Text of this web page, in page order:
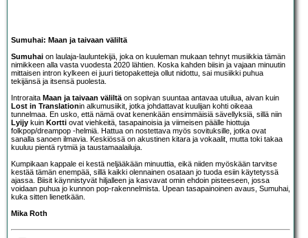
Sumuhai: Maan ja taivaan väliltä
Sumuhai on laulaja-lauluntekijä, joka on kuuleman mukaan tehnyt musiikkia tämän
nimikkeen alla vasta vuodesta 2020 lähtien. Koska kahden biisin ja vajaan minuutin
mittaisen intron kylkeen ei juuri tietopaketteja ollut nidottu, sai musiikki puhua
tekijänsä ja itsensä puolesta.
Introraita Maan ja taivaan väliltä on sopivan suuntaa antavaa utuilua, aivan kuin
Lost in Translationin alkumusiikit, jotka johdattavat kuulijan kohti oikeaa
tunnelmaa. En usko, että nämä ovat kenenkään ensimmäisiä sävellyksiä, sillä niin
Lyijy kuin Kortti ovat viehkeitä, tasapainoisia ja viimeisen päälle hiottuja
folkpop/dreampop -helmiä. Hattua on nostettava myös sovituksille, jotka ovat
sanalla sanoen ilmavia. Keskiössä on akustinen kitara ja vokaalit, mutta toki takaa
kuuluu pientä rytmiä ja taustamaalailuja.
Kumpikaan kappale ei kestä neljääkään minuuttia, eikä niiden myöskään tarvitse
kestää tämän enempää, sillä kaikki olennainen osataan jo tuoda esiin käytetyssä
ajassa. Biisit käynnistyvät hiljalleen ja kasvavat omin ehdoin pisteeseen, jossa
voidaan puhua jo kunnon pop-rakennelmista. Upean tasapainoinen avaus, Sumuhai,
kuka sitten lienetkään.
Mika Roth